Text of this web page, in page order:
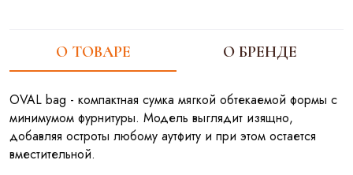
О ТОВАРЕ О БРЕНДЕ
OVAL bag - компактная сумка мягкой обтекаемой формы с
минимумом фурнитуры. Модель выглядит изящно,
добавляя остроты любому аутфиту и при этом остается
вместительной.